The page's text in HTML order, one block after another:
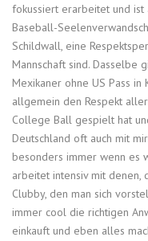
fokussiert erarbeitet und
Baseball-
Schildwall, eine
Mannschaft sind. Dasselbe
Mexikaner ohne US Pass
allgemein den Respekt
College Ball gespielt hat
Deutschland oft auch mit
besonders immer wenn es
arbeitet intensiv mit denen,
Clubby, den man sich
immer cool die richtigen
einkauft und eben alles